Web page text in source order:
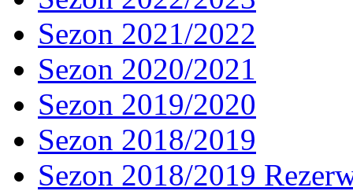
Sezon 2021/2022
Sezon 2020/2021
Sezon 2019/2020
Sezon 2018/2019
Sezon 2018/2019